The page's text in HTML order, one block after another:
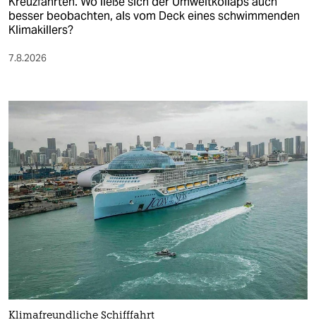
besser beobachten, als vom Deck eines schwimmenden
Klimakillers?
7.8.2026
Klimafreundliche Schifffahrt